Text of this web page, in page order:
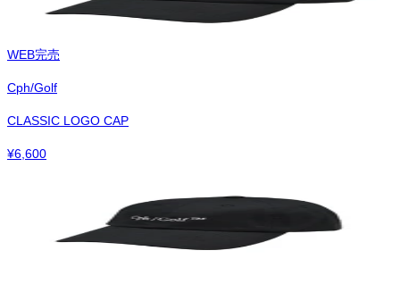
WEB完売
Cph/Golf
CLASSIC LOGO CAP
¥6,600